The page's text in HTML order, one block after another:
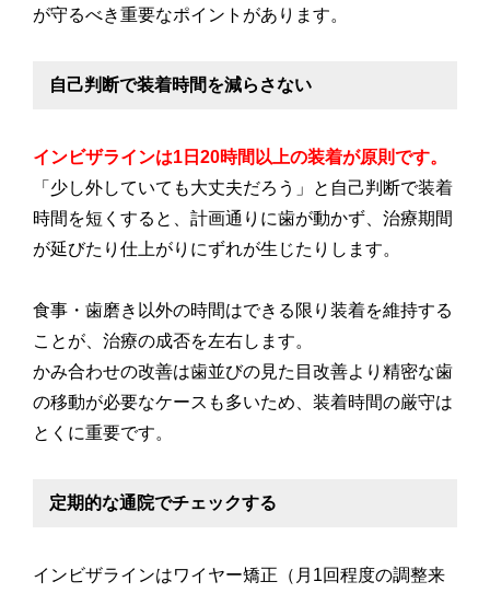
が守るべき重要なポイントがあります。
自己判断で装着時間を減らさない
インビザラインは1日20時間以上の装着が原則です。
「少し外していても大丈夫だろう」と自己判断で装着
時間を短くすると、計画通りに歯が動かず、治療期間
が延びたり仕上がりにずれが生じたりします。
食事・歯磨き以外の時間はできる限り装着を維持する
ことが、治療の成否を左右します。
かみ合わせの改善は歯並びの見た目改善より精密な歯
の移動が必要なケースも多いため、装着時間の厳守は
とくに重要です。
定期的な通院でチェックする
インビザラインはワイヤー矯正（月1回程度の調整来